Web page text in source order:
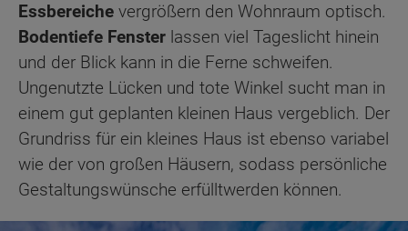
Essbereiche vergrößern den Wohnraum optisch.
Bodentiefe Fenster lassen viel Tageslicht hinein
und der Blick kann in die Ferne schweifen.
Ungenutzte Lücken und tote Winkel sucht man in
einem gut geplanten kleinen Haus vergeblich. Der
Grundriss für ein kleines Haus ist ebenso variabel
wie der von großen Häusern, sodass persönliche
Gestaltungswünsche erfülltwerden können.